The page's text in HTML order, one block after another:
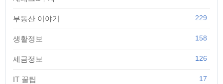
부동산 이야기 229
생활정보 158
세금정보 126
IT 꿀팁 17